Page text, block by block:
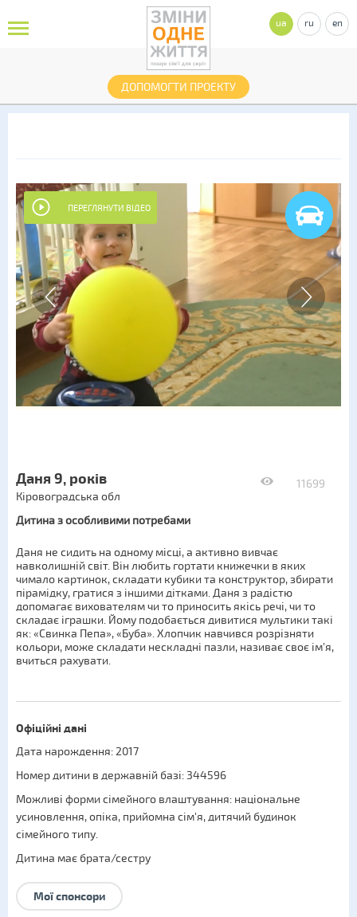
ДОПОМОГТИ ПРОЕКТУ
ua ru en
ПЕРЕГЛЯНУТИ ВІДЕО
11699
Даня 9, років
Кіровоградська обл
Дитина з особливими потребами
Даня не сидить на одному місці, а активно вивчає
навколишній світ. Він любить гортати книжечки в яких
чимало картинок, складати кубики та конструктор, збирати
пірамідку, гратися з іншими дітками. Даня з радістю
допомагає вихователям чи то приносить якісь речі, чи то
складає іграшки. Йому подобається дивитися мультики такі
як: «Свинка Пепа», «Буба». Хлопчик навчився розрізняти
кольори, може складати нескладні пазли, називає своє ім’я,
вчиться рахувати.
Офіційні дані
Дата нарождення: 2017
Номер дитини в державній базі: 344596
Можливі форми сімейного влаштування: національне
усиновлення,опіка, прийомна сім'я,дитячий будинок
сімейного типу.
Дитина має брата/сестру
Мої спонсори